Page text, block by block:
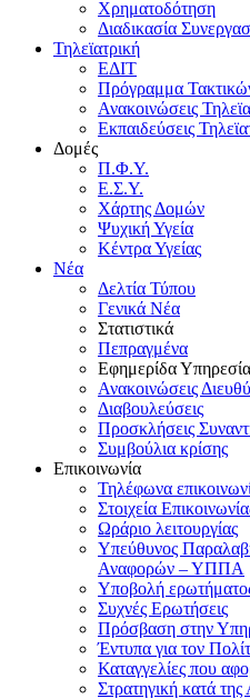
Χρηματοδότηση
Διαδικασία
Τηλεϊατρική
ΕΔΙΤ
Πρόγραμμα
Ανακοινώσεις
Εκπαιδεύσεις
Δομές
Π.Φ.Υ.
Ε.Σ.Υ.
Χάρτης Δομών
Ψυχική Υγεία
Κέντρα Υγείας
Νέα
Δελτία Τύπου
Γενικά Νέα
Στατιστικά
Πεπραγμένα
Εφημερίδα
Ανακοινώσεις
Διαβουλεύσεις
Προσκλήσεις
Συμβούλια κρίσης
Επικοινωνία
Τηλέφωνα
Στοιχεία
Ωράριο λειτουργίας
Υπεύθυνος
Αναφορών – ΥΠΠΑ
Υποβολή
Συχνές Ερωτήσεις
Πρόσβαση στην
Έντυπα για τον
Καταγγελίες που
Στρατηγική κατά